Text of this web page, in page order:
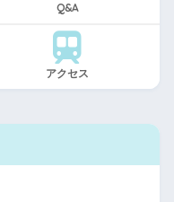
Q&A
アクセス